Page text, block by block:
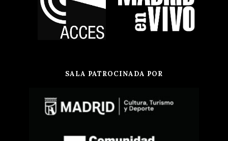
SALA PATROCINADA POR